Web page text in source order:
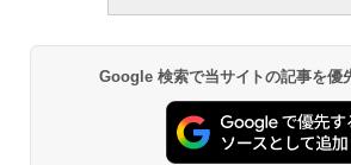
Google 検索で当サイトの記事を優